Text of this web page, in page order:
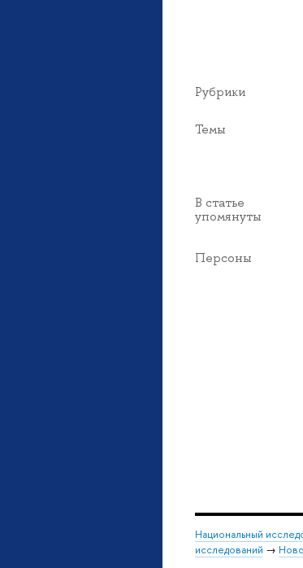
Рубрики
Темы
В статье
упомянуты
Персоны
Национальный
исследований →